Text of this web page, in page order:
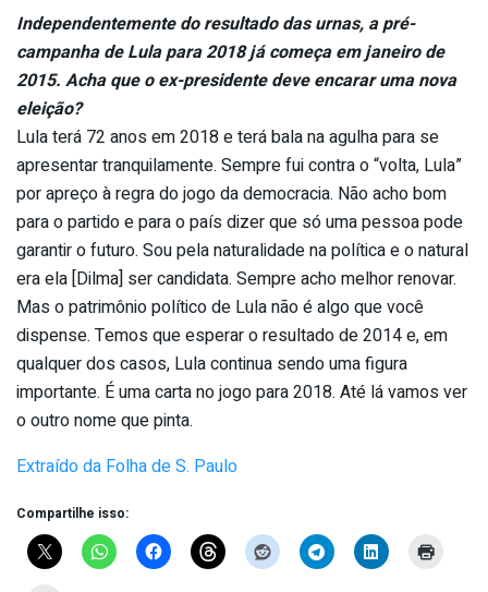
Independentemente do resultado das urnas, a pré-
campanha de Lula para 2018 já começa em janeiro de
2015. Acha que o ex-presidente deve encarar uma nova
eleição?
Lula terá 72 anos em 2018 e terá bala na agulha para se
apresentar tranquilamente. Sempre fui contra o “volta, Lula”
por apreço à regra do jogo da democracia. Não acho bom
para o partido e para o país dizer que só uma pessoa pode
garantir o futuro. Sou pela naturalidade na política e o natural
era ela [Dilma] ser candidata. Sempre acho melhor renovar.
Mas o patrimônio político de Lula não é algo que você
dispense. Temos que esperar o resultado de 2014 e, em
qualquer dos casos, Lula continua sendo uma figura
importante. É uma carta no jogo para 2018. Até lá vamos ver
o outro nome que pinta.
Extraído da Folha de S. Paulo
Compartilhe isso: